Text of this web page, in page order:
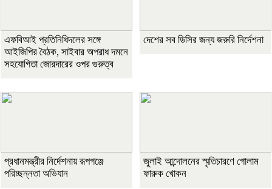
এফবিআই প্রতিনিধিদলের সঙ্গে
আইজিপির বৈঠক, সাইবার অপরাধ দমনে
সহযোগিতা জোরদারের ওপর গুরুত্ব
দেশের সব ডিসির জন্য জরুরি নির্দেশনা
প্রধানমন্ত্রীর নির্দেশনায় রূপগঞ্জে
পরিচ্ছন্নতা অভিযান
জুলাই আন্দোলনের স্মৃতিচারণে গোলাম
ফারুক খোকন